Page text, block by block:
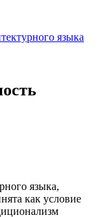
языка
языка,
как условие